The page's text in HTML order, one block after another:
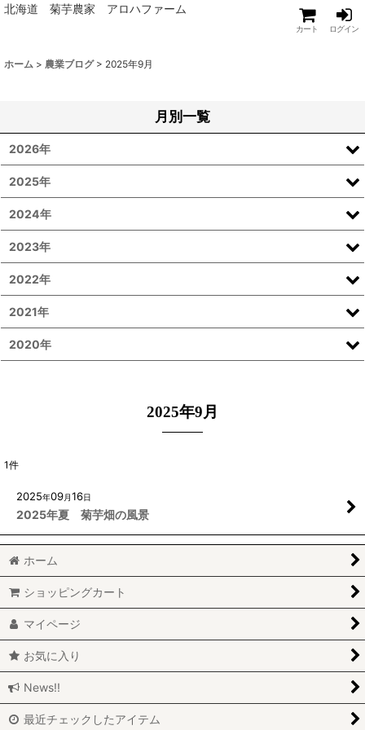
北海道 菊芋農家 アロハファーム
カート ログイン
ホーム > 農業ブログ > 2025年9月
2025年9月
1件
2025年09月16日
2025年夏 菊芋畑の風景
月別一覧
2026年
2025年
2024年
2023年
2022年
2021年
2020年
ホーム
ショッピングカート
マイページ
お気に入り
News!!
最近チェックしたアイテム